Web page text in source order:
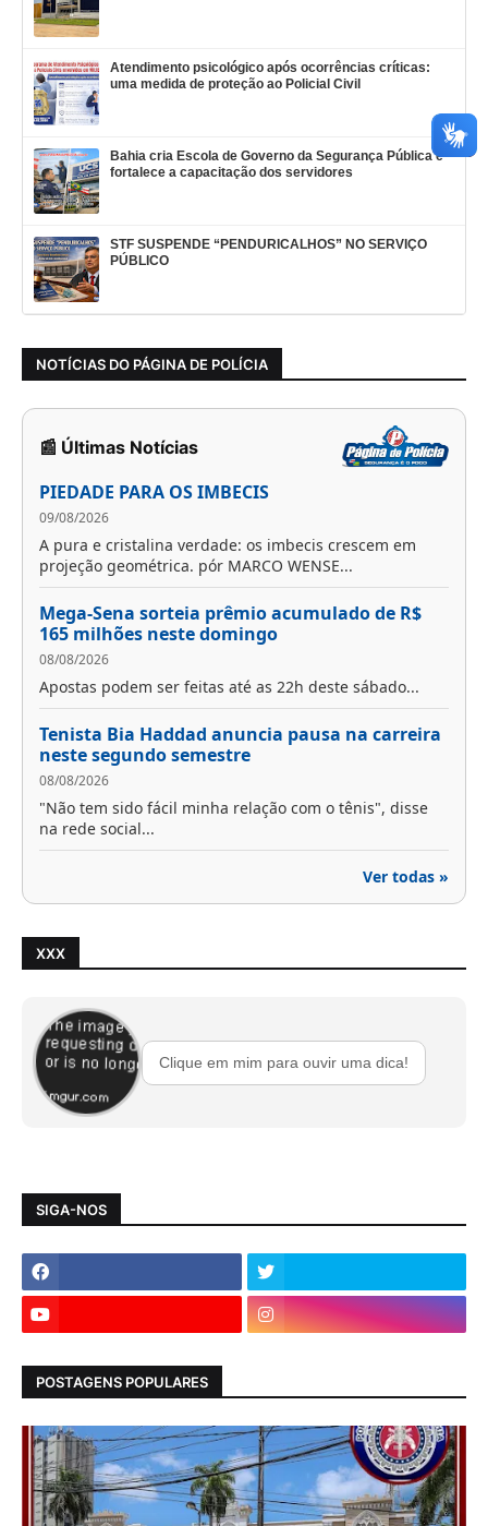
Atendimento psicológico após ocorrências críticas:
uma medida de proteção ao Policial Civil
Bahia cria Escola de Governo da Segurança Pública e
fortalece a capacitação dos servidores
STF SUSPENDE “PENDURICALHOS” NO SERVIÇO
PÚBLICO
NOTÍCIAS DO PÁGINA DE POLÍCIA
📰 Últimas Notícias
PIEDADE PARA OS IMBECIS
09/08/2026
A pura e cristalina verdade: os imbecis crescem em
projeção geométrica. pór MARCO WENSE...
Mega-Sena sorteia prêmio acumulado de R$
165 milhões neste domingo
08/08/2026
Apostas podem ser feitas até as 22h deste sábado...
Tenista Bia Haddad anuncia pausa na carreira
neste segundo semestre
08/08/2026
"Não tem sido fácil minha relação com o tênis", disse
na rede social...
Ver todas »
XXX
Clique em mim para ouvir uma dica!
SIGA-NOS
POSTAGENS POPULARES